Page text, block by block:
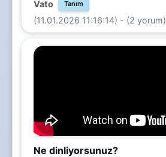
Vato Tanım
(11.01.2026 11:16:14) - (2 yorum)
Ne dinliyorsunuz?